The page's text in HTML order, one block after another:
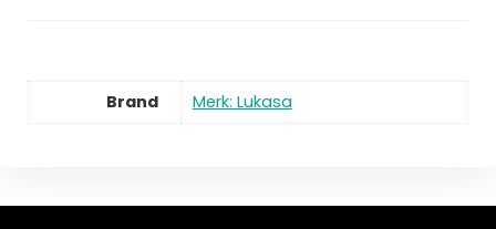
Brand Merk: Lukasa